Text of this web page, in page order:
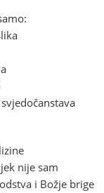
nije sam
i Božje brige